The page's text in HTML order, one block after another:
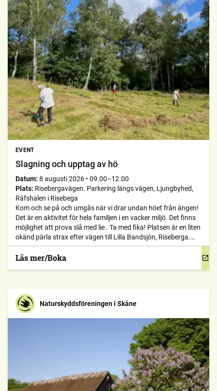
EVENT
Slagning och upptag av hö
Datum: 8 augusti 2026 • 09.00–12.00
Plats: Risebergavägen. Parkering längs vägen, Ljungbyhed,
Räfshalen i Risebega
Kom och se på och umgås när vi drar undan höet från ängen!
Det är en aktivitet för hela familjen i en vacker miljö. Det finns
möjlighet att prova slå med lie . Ta med fika! Platsen är en liten
okänd pärla strax efter vägen till Lilla Bandsjön, Riseberga.
Ring för vägbeskrivning och eller samåkning.
Läs mer/Boka
Naturskyddsföreningen i Skåne